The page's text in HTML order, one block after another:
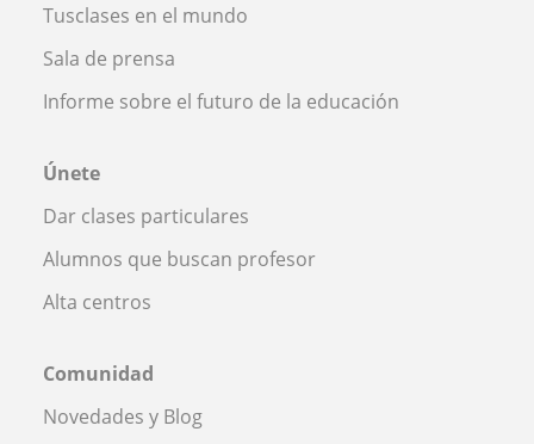
Tusclases en el mundo
Sala de prensa
Informe sobre el futuro de la educación
Únete
Dar clases particulares
Alumnos que buscan profesor
Alta centros
Comunidad
Novedades y Blog